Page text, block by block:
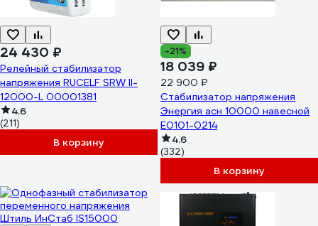
24 430 ₽
Релейный стабилизатор
напряжения RUCELF SRW II-
12000-L 00001381
4.6
(211)
В корзину
-21%
18 039 ₽
22 900 ₽
Стабилизатор напряжения
Энергия асн 10000 навесной
Е0101-0214
4.6
(332)
В корзину